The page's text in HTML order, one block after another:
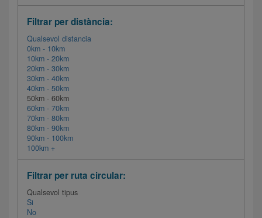
Filtrar per distància:
Qualsevol distancia
0km - 10km
10km - 20km
20km - 30km
30km - 40km
40km - 50km
50km - 60km
60km - 70km
70km - 80km
80km - 90km
90km - 100km
100km +
Filtrar per ruta circular:
Qualsevol tipus
Si
No